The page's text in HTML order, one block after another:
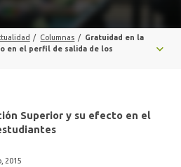
/ Columnas /
Gratuidad en la
en el perfil de salida de los
Superior y su efecto en el
2015